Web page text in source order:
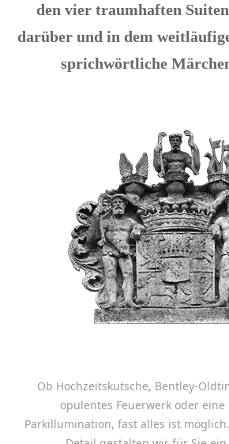
den vier traumhaften
darüber und in dem
sprichwörtliche
Ob Hochzeitskutsche, Bentley-
opulentes Feuerwerk oder
Parkillumination, fast alles ist